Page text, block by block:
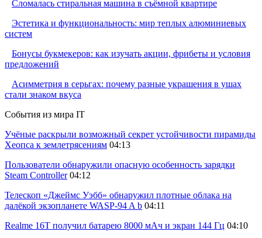
Сломалась стиральная машина в съёмной квартире
Эстетика и функциональность: мир теплых алюминиевых
систем
Бонусы букмекеров: как изучать акции, фрибеты и условия
предложений
Асимметрия в серьгах: почему разные украшения в ушах
стали знаком вкуса
События из мира IT
Учёные раскрыли возможный секрет устойчивости пирамиды
Хеопса к землетрясениям 04:13
Пользователи обнаружили опасную особенность зарядки
Steam Controller 04:12
Телескоп «Джеймс Уэбб» обнаружил плотные облака на
далёкой экзопланете WASP-94 A b 04:11
Realme 16T получил батарею 8000 мАч и экран 144 Гц 04:10